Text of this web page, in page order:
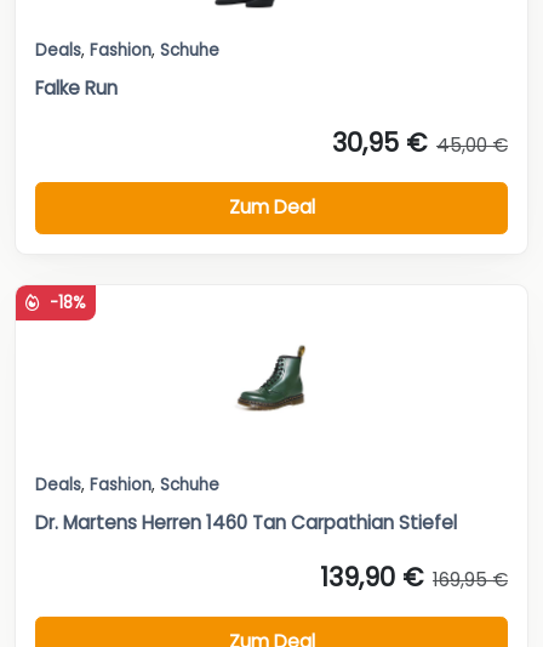
Deals, Fashion, Schuhe
Falke Run
30,95 € 45,00 €
Zum Deal
-18%
Deals, Fashion, Schuhe
Dr. Martens Herren 1460 Tan Carpathian Stiefel
139,90 € 169,95 €